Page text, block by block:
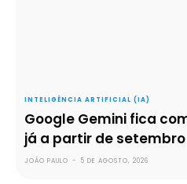
INTELIGÊNCIA ARTIFICIAL (IA)
Google Gemini fica
já a partir de setembro
JOÃO PAULO - 5 DE AGOSTO, 2026